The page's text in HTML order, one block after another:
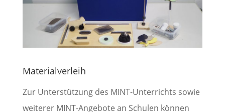
Materialverleih
Zur Unterstützung des MINT-Unterrichts sowie
weiterer MINT-Angebote an Schulen können